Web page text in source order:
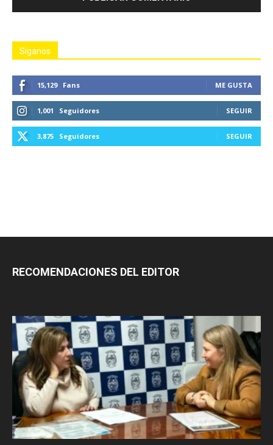
Siganos
15,129 Fans ME GUSTA
1,001 Seguidores SEGUIR
3,875 Seguidores SEGUIR
RECOMENDACIONES DEL EDITOR